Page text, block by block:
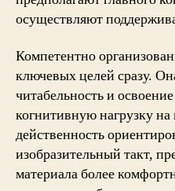
осуществляют
Компетентно
ключевых целей сразу.
читабельность и
когнитивную нагрузку на
действенность
изобразительный такт,
материала более